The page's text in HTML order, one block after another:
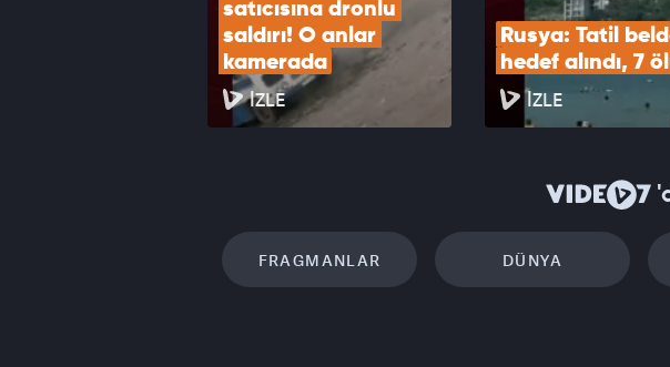
satıcısına dronlu
saldırı! O anlar
kamerada
İZLE
Rusya: Tatil
hedef alındı, 7
İZLE
FRAGMANLAR DÜNYA